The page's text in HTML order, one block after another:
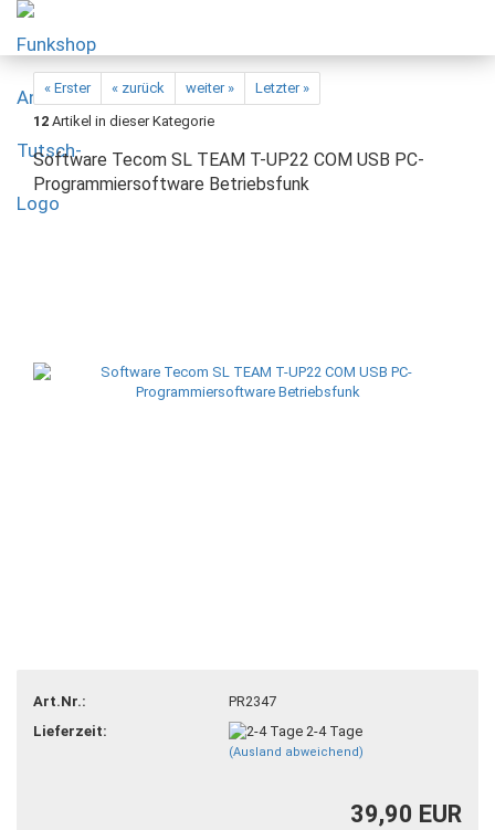
« Erster « zurück weiter »
Letzter »
12 Artikel in dieser Kategorie
Software Tecom SL TEAM T-UP22 COM USB PC-
Programmiersoftware Betriebsfunk
Art.Nr.:
PR2347
Lieferzeit:
2-4 Tage
(Ausland abweichend)
39,90 EUR